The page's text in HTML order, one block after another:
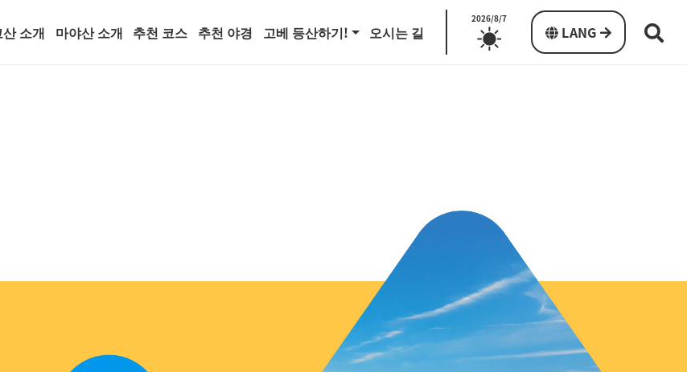
소개 마야산 소개 추천 코스 추천 야경 고베 등산하기! 오시는 길
2026/8/7
LANG